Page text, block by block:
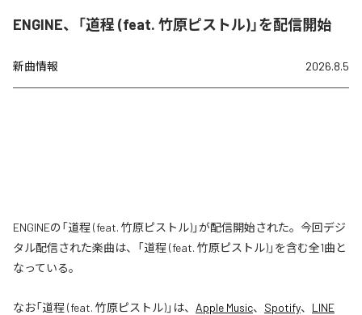
ENGINE、「道程 (feat. 竹原ピストル)」を配信開始
新曲情報 2026.8.5
ENGINEの「道程 (feat. 竹原ピストル)」が配信開始された。今回デジ
タル配信された楽曲は、「道程 (feat. 竹原ピストル)」を含む全1曲と
なっている。
なお「道程 (feat. 竹原ピストル)」は、 Apple Music、 Spotify、 LINE